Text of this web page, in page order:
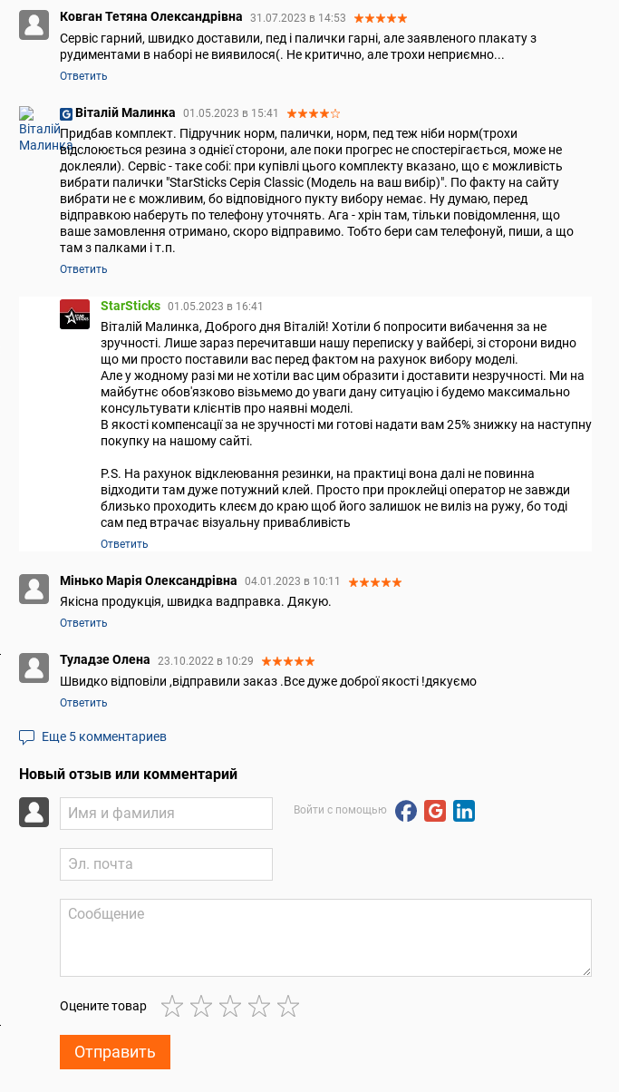
Ковган Тетяна Олександрівна 31.07.2023 в 14:53
Сервіс гарний, швидко доставили, пед і палички гарні, але заявленого плакату з
рудиментами в наборі не виявилося(. Не критично, але трохи неприємно...
Ответить
Віталій Малинка 01.05.2023 в 15:41
Придбав комплект. Підручник норм, палички, норм, пед теж ніби норм(трохи
відслоюється резина з однієї сторони, але поки прогрес не спостерігається, може не
доклеяли). Сервіс - таке собі: при купівлі цього комплекту вказано, що є можливість
вибрати палички "StarSticks Серія Classic (Модель на ваш вибір)". По факту на сайту
вибрати не є можливим, бо відповідного пукту вибору немає. Ну думаю, перед
відправкою наберуть по телефону уточнять. Ага - хрін там, тільки повідомлення, що
ваше замовлення отримано, скоро відправимо. Тобто бери сам телефонуй, пиши, а що
там з палками і т.п.
Ответить
StarSticks 01.05.2023 в 16:41
Віталій Малинка, Доброго дня Віталій! Хотіли б попросити вибачення за не
зручності. Лише зараз перечитавши нашу переписку у вайбері, зі сторони видно
що ми просто поставили вас перед фактом на рахунок вибору моделі.
Але у жодному разі ми не хотіли вас цим образити і доставити незручності. Ми на
майбутнє обов'язково візьмемо до уваги дану ситуацію і будемо максимально
консультувати клієнтів про наявні моделі.
В якості компенсації за не зручності ми готові надати вам 25% знижку на наступну
покупку на нашому сайті.
P.S. На рахунок відклеювання резинки, на практиці вона далі не повинна
відходити там дуже потужний клей. Просто при проклейці оператор не завжди
близько проходить клеєм до краю щоб його залишок не виліз на ружу, бо тоді
сам пед втрачає візуальну привабливість
Ответить
Мінько Марія Олександрівна 04.01.2023 в 10:11
Якісна продукція, швидка вадправка. Дякую.
Ответить
Туладзе Олена 23.10.2022 в 10:29
Швидко відповіли ,відправили заказ .Все дуже доброї якості !дякуємо
Ответить
Еще 5 комментариев
Новый отзыв или комментарий
Войти с помощью
Оцените товар
Отправить